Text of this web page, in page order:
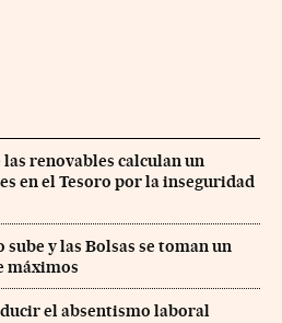
las renovables calculan un
en el Tesoro por la inseguridad
y las Bolsas se toman un
máximos
el absentismo laboral